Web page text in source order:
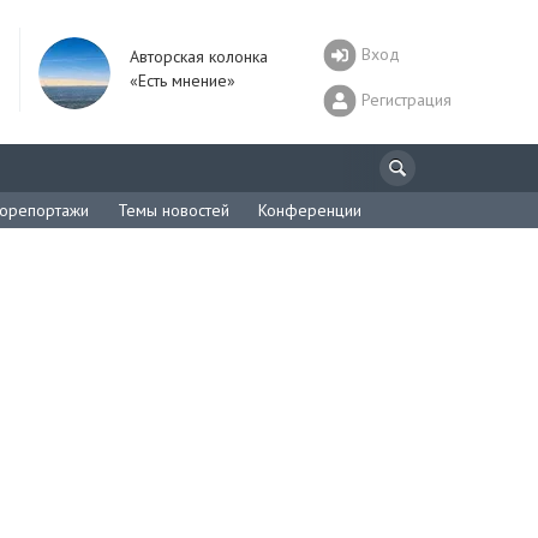
Авторская колонка
«Есть мнение»
Вход
Регистрация
Темы новостей Конференции